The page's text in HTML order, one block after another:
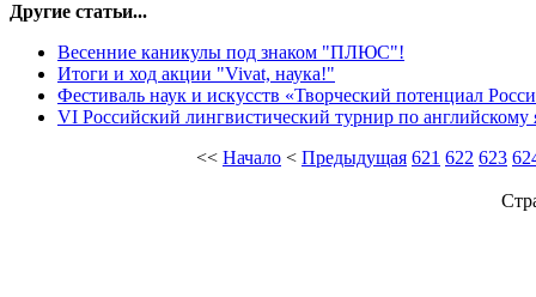
Другие статьи...
Весенние каникулы под знаком "ПЛЮС"!
Итоги и ход акции "Vivat, наука!"
Фестиваль наук и искусств «Творческий потенциал
VI Российский лингвистический турнир по
<< Начало < Предыдущая 621 622 623